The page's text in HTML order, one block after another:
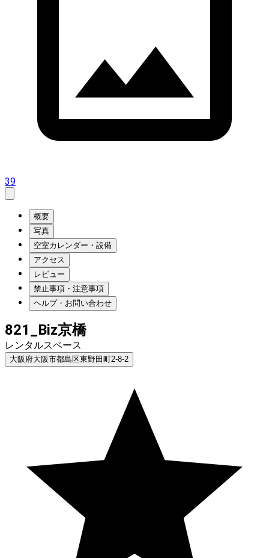
39
概要
写真
空室カレンダー・設備
アクセス
レビュー
禁止事項・注意事項
ヘルプ・お問い合わせ
821_Biz京橋
レンタルスペース
大阪府大阪市都島区東野田町2-8-2